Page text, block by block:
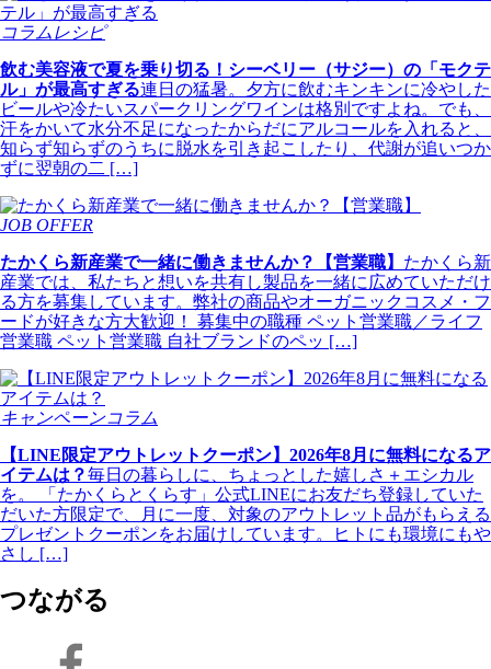
コラムレシピ
飲む美容液で夏を乗り切る！シーベリー（サジー）の「モクテ
ル」が最高すぎる連日の猛暑。夕方に飲むキンキンに冷やした
ビールや冷たいスパークリングワインは格別ですよね。でも、
汗をかいて水分不足になったからだにアルコールを入れると、
知らず知らずのうちに脱水を引き起こしたり、代謝が追いつか
ずに翌朝の二 […]
JOB OFFER
たかくら新産業で一緒に働きませんか？【営業職】 たかくら新
産業では、私たちと想いを共有し製品を一緒に広めていただけ
る方を募集しています。弊社の商品やオーガニックコスメ・フ
ードが好きな方大歓迎！ 募集中の職種 ペット営業職／ライフ
営業職 ペット営業職 自社ブランドのペッ […]
キャンペーンコラム
【LINE限定アウトレットクーポン】2026年8月に無料になるア
イテムは？毎日の暮らしに、ちょっとした嬉しさ＋エシカル
を。 「たかくらとくらす」公式LINEにお友だち登録していた
だいた方限定で、月に一度、対象のアウトレット品がもらえる
プレゼントクーポンをお届けしています。ヒトにも環境にもや
さし […]
つながる